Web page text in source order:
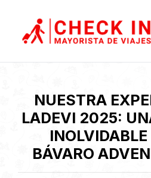
NUESTRA
LADEVI 2025:
BÁVARO